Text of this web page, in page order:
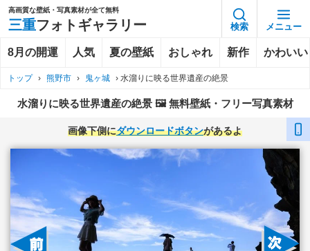
高画質な壁紙・写真素材が全て無料
三重フォトギャラリー 検索 メニュー
8月の開運 人気 夏の壁紙 おしゃれ 新作 かわいい
トップ › 熊野市 › 鬼ヶ城 › 水溜りに映る世界遺産の絶景
水溜りに映る世界遺産の絶景 🖼️ 無料壁紙・フリー写真素材
画像下側にダウンロードボタンがあるよ